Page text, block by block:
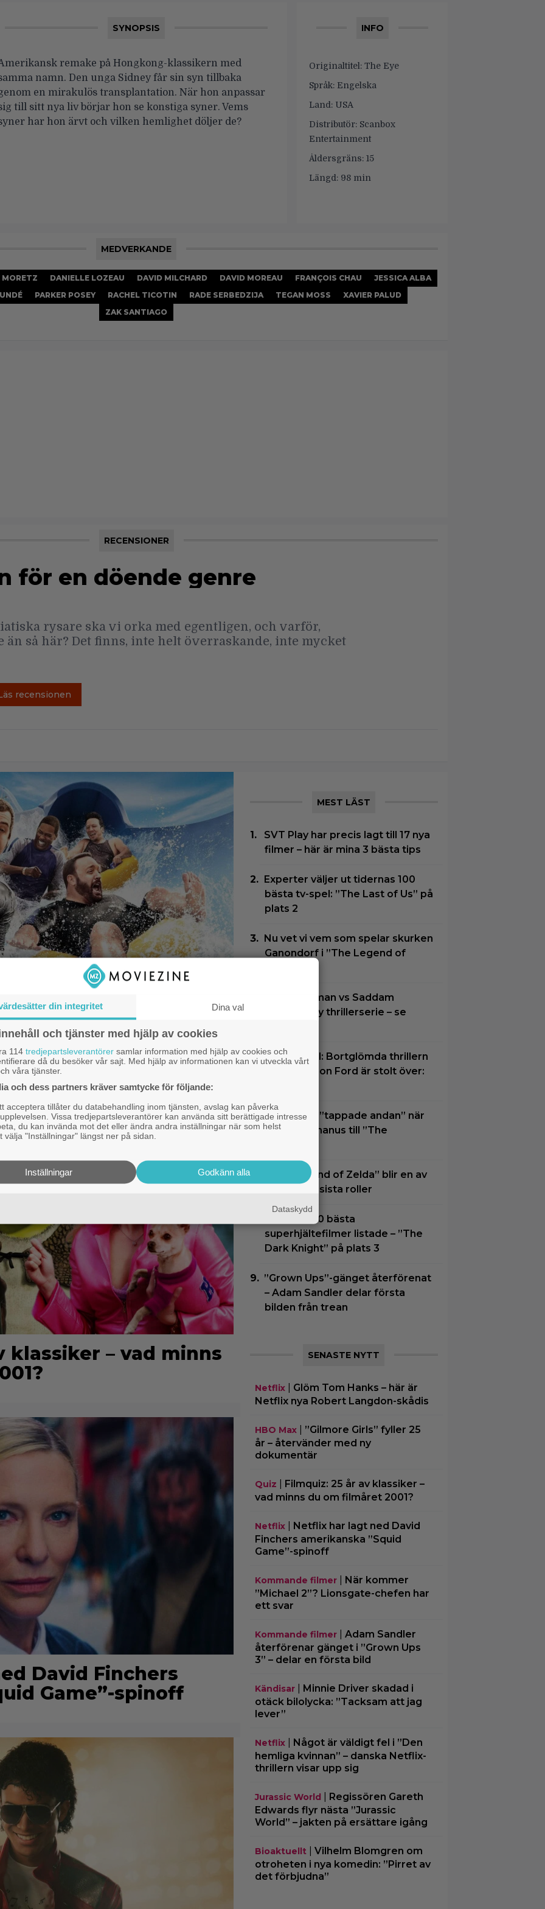
SYNOPSIS
remake på Hongkong-klassikern med
namn. Den unga Sidney får sin syn tillbaka
en mirakulös transplantation. När hon anpassar
till sitt nya liv börjar hon se konstiga syner. Vems
har hon ärvt och vilken hemlighet döljer de?
INFO
Originaltitel: The Eye
Språk: Engelska
Land: USA
Distributör: Scanbox
Entertainment
Åldersgräns: 15
Längd: 98 min
MEDVERKANDE
MORETZ DANIELLE LOZEAU DAVID MILCHARD DAVID MOREAU FRANÇOIS CHAU
JESSICA ALBA
PARKER POSEY RACHEL TICOTIN RADE SERBEDZIJA TEGAN MOSS
XAVIER PALUD
ZAK SANTIAGO
RECENSIONER
för en döende genre
rysare ska vi orka med egentligen, och varför,
så här? Det finns, inte helt överraskande, inte mycket
recensionen
återförenat –
första bilden från
klassiker – vad minns
David Finchers
Game”-spinoff
MEST LÄST
SVT Play har precis lagt till 17 nya
filmer – här är mina 3 bästa tips
Experter väljer ut tidernas 100
bästa tv-spel: ”The Last of Us” på
plats 2
Nu vet vi vem som spelar skurken
Ganondorf i ”The Legend of
Joel Kinnaman vs Saddam
Hussein i ny thrillerserie – se
På TV ikväll: Bortglömda thrillern
som Harrison Ford är stolt över:
Elliot Page ”tappade andan” när
han läste manus till ”The
”The Legend of Zelda” blir en av
Sam Neills sista roller
Tidernas 30 bästa
superhjältefilmer listade – ”The
Dark Knight” på plats 3
”Grown Ups”-gänget återförenat
– Adam Sandler delar första
bilden från trean
SENASTE NYTT
Netflix| Glöm Tom Hanks – här är
Netflix nya Robert Langdon-skådis
HBO Max| ”Gilmore Girls” fyller 25
år – återvänder med ny
dokumentär
Quiz
Filmquiz: 25 år av klassiker –
vad minns du om filmåret 2001?
Netflix| Netflix har lagt ned David
Finchers amerikanska ”Squid
Game”-spinoff
Kommande filmer| När kommer
”Michael 2”? Lionsgate-chefen har
ett svar
Kommande filmer| Adam Sandler
återförenar gänget i ”Grown Ups
3” – delar en första bild
Kändisar| Minnie Driver skadad i
otäck bilolycka: ”Tacksam att jag
lever”
Netflix| Något är väldigt fel i ”Den
hemliga kvinnan” – danska Netflix-
thrillern visar upp sig
Jurassic World
Regissören Gareth
Edwards flyr nästa ”Jurassic
World” – jakten på ersättare igång
Bioaktuellt| Vilhelm Blomgren om
otroheten i nya komedin: ”Pirret av
det förbjudna”
din integritet Dina val
och tjänster med hjälp av cookies
114 tredjepartsleverantörer samlar information med hjälp av cookies och
då du besöker vår sajt. Med hjälp av informationen kan vi utveckla vårt
våra tjänster.
och dess partners kräver samtycke för följande:
acceptera tillåter du databehandling inom tjänsten, avslag kan påverka
Vissa tredjepartsleverantörer kan använda sitt berättigade intresse
du kan invända mot det eller ändra andra inställningar när som helst
välja "Inställningar" längst ner på sidan.
Godkänn alla
Inställningar
Dataskydd